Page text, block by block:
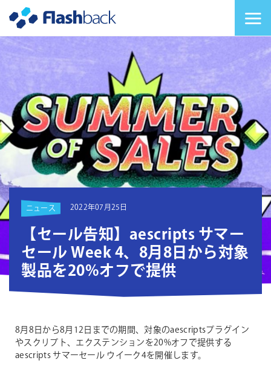
ニュース 2022年07月25日
【セール告知】aescripts サマー
セール Week 4、8月8日から対象
製品を20%オフで提供
8月8日から8月12日までの期間、対象のaescriptsプラグイン
やスクリプト、エクステンションを20%オフで提供する
aescripts サマーセール ウイーク4を開催します。